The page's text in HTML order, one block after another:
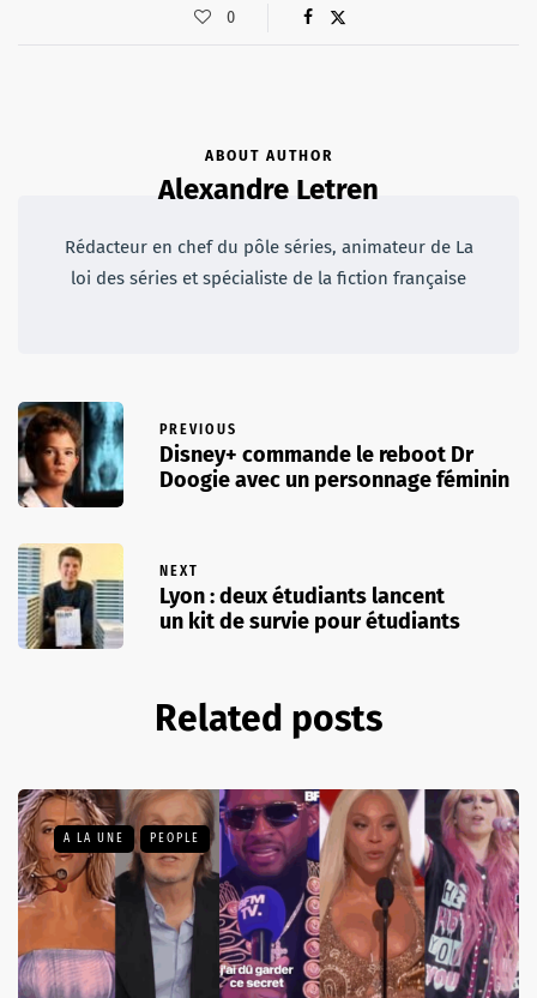
0
ABOUT AUTHOR
Alexandre Letren
Rédacteur en chef du pôle séries, animateur de La
loi des séries et spécialiste de la fiction française
PREVIOUS
Disney+ commande le reboot Dr
Doogie avec un personnage féminin
NEXT
Lyon : deux étudiants lancent
un kit de survie pour étudiants
Related posts
A LA UNE PEOPLE